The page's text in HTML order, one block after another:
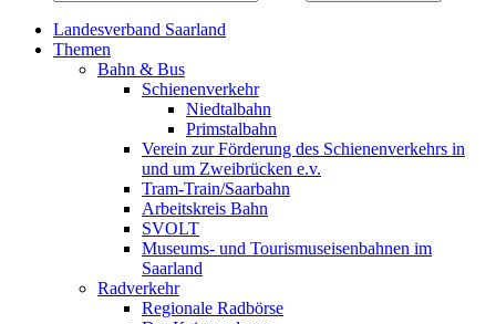
Landesverband Saarland
Themen
Bahn & Bus
Schienenverkehr
Niedtalbahn
Primstalbahn
Verein zur Förderung des Schienenverkehrs in
und um Zweibrücken e.v.
Tram-Train/Saarbahn
Arbeitskreis Bahn
SVOLT
Museums- und Tourismuseisenbahnen im
Saarland
Radverkehr
Regionale Radbörse